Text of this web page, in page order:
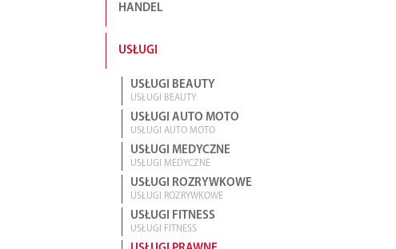
HANDEL
USŁUGI
USŁUGI BEAUTY
USŁUGI BEAUTY
USŁUGI AUTO MOTO
USŁUGI AUTO MOTO
USŁUGI MEDYCZNE
USŁUGI MEDYCZNE
USŁUGI ROZRYWKOWE
USŁUGI ROZRYWKOWE
USŁUGI FITNESS
USŁUGI FITNESS